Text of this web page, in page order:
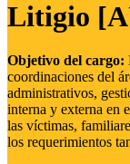
Litigio
Objetivo del cargo:
coordinaciones del
administrativos,
interna y externa en
las víctimas,
los requerimientos